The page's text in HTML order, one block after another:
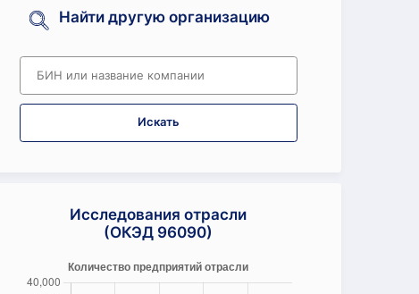
Найти другую организацию
Искать
Исследования отрасли
(ОКЭД 96090)